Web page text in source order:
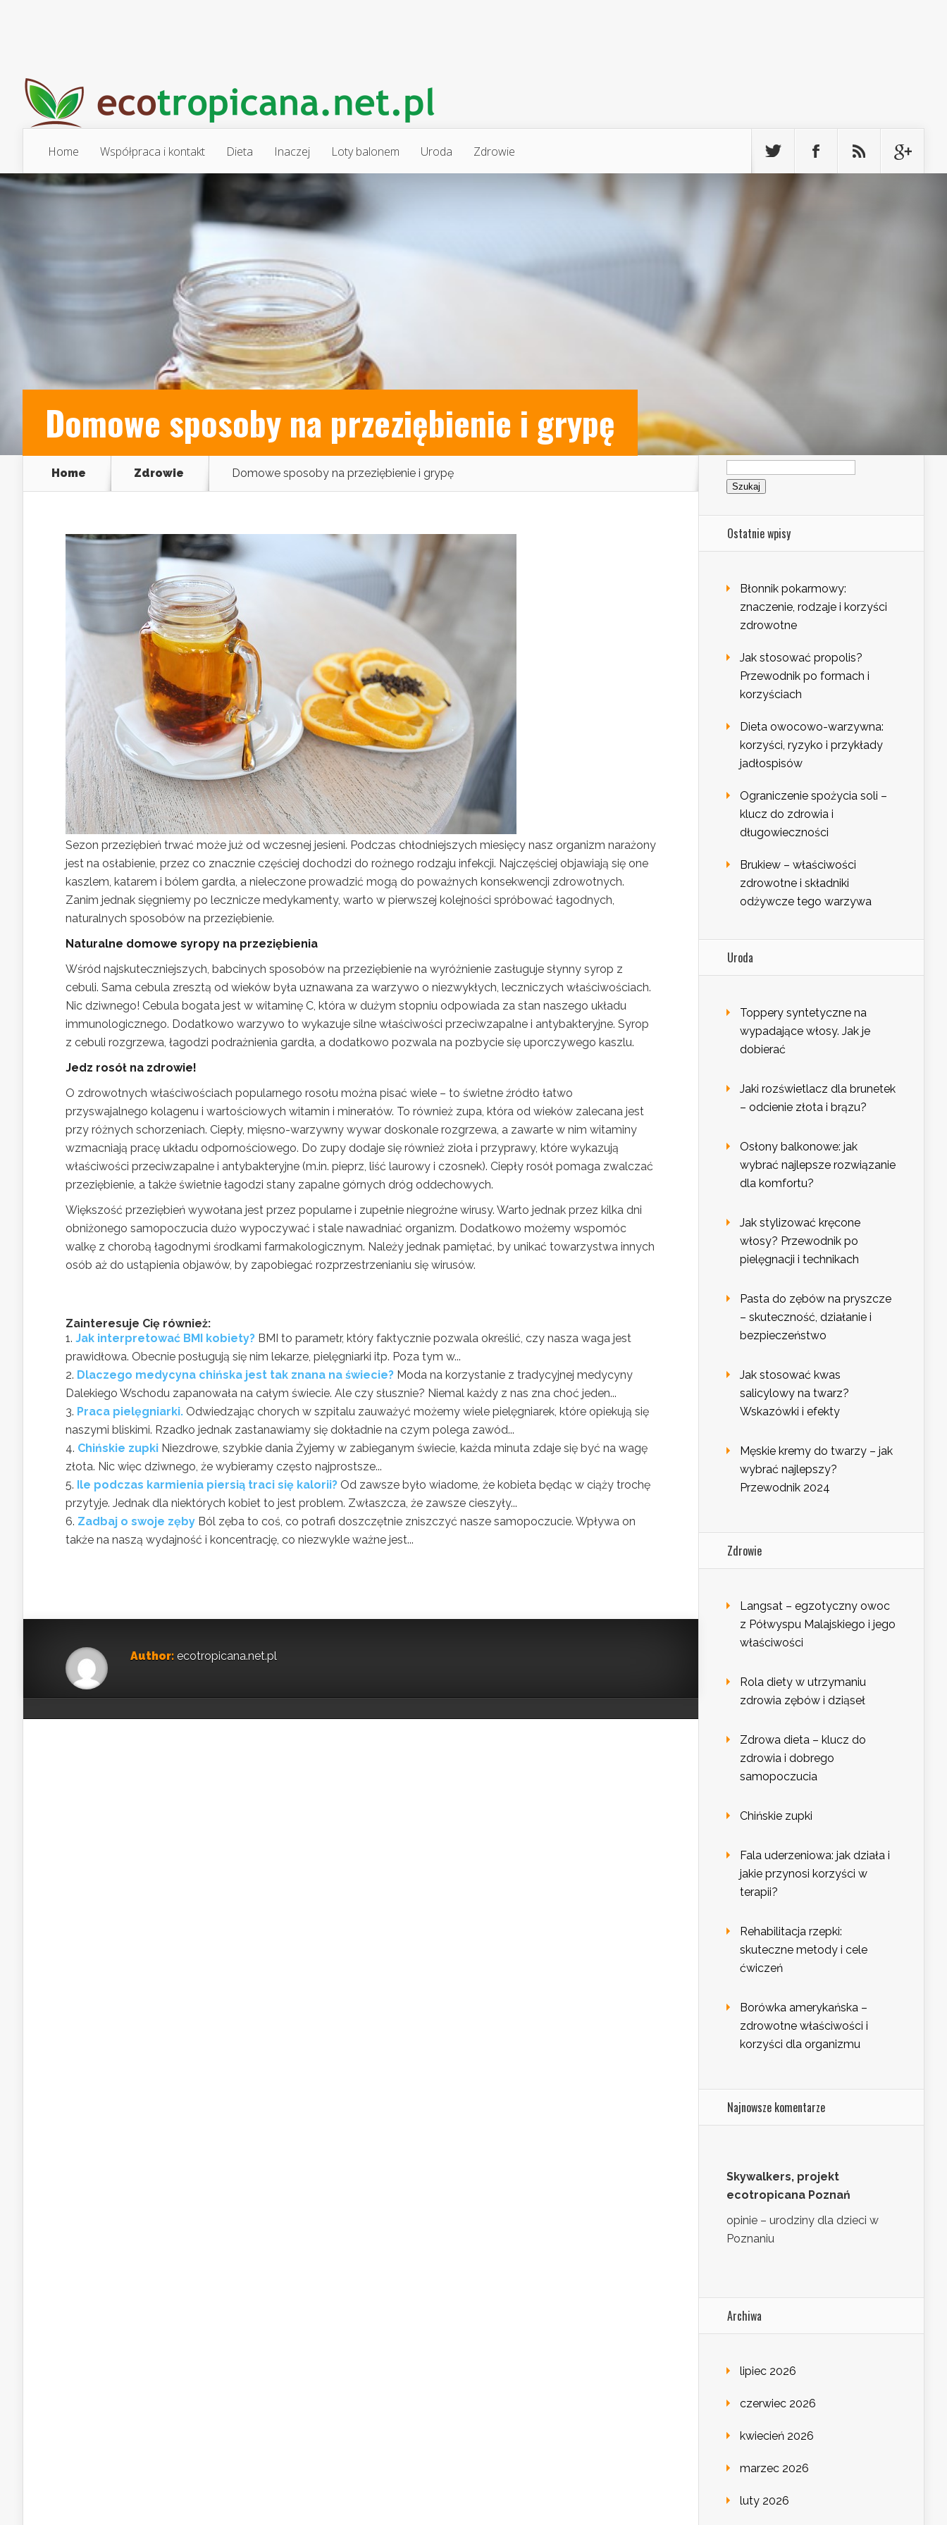
Home Współpraca i kontakt Dieta Inaczej Loty balonem Uroda Zdrowie
Domowe sposoby na przeziębienie i grypę
Home Zdrowie Domowe sposoby na przeziębienie i grypę
Sezon przeziębień trwać może już od wczesnej jesieni. Podczas chłodniejszych miesięcy nasz organizm narażony
jest na osłabienie, przez co znacznie częściej dochodzi do rożnego rodzaju infekcji. Najczęściej objawiają się one
kaszlem, katarem i bólem gardła, a nieleczone prowadzić mogą do poważnych konsekwencji zdrowotnych.
Zanim jednak sięgniemy po lecznicze medykamenty, warto w pierwszej kolejności spróbować łagodnych,
naturalnych sposobów na przeziębienie.
Naturalne domowe syropy na przeziębienia
Wśród najskuteczniejszych, babcinych sposobów na przeziębienie na wyróżnienie zasługuje słynny syrop z
cebuli. Sama cebula zresztą od wieków była uznawana za warzywo o niezwykłych, leczniczych właściwościach.
Nic dziwnego! Cebula bogata jest w witaminę C, która w dużym stopniu odpowiada za stan naszego układu
immunologicznego. Dodatkowo warzywo to wykazuje silne właściwości przeciwzapalne i antybakteryjne. Syrop
z cebuli rozgrzewa, łagodzi podrażnienia gardła, a dodatkowo pozwala na pozbycie się uporczywego kaszlu.
Jedz rosół na zdrowie!
O zdrowotnych właściwościach popularnego rosołu można pisać wiele – to świetne źródło łatwo
przyswajalnego kolagenu i wartościowych witamin i minerałów. To również zupa, która od wieków zalecana jest
przy różnych schorzeniach. Ciepły, mięsno-warzywny wywar doskonale rozgrzewa, a zawarte w nim witaminy
wzmacniają pracę układu odpornościowego. Do zupy dodaje się również zioła i przyprawy, które wykazują
właściwości przeciwzapalne i antybakteryjne (m.in. pieprz, liść laurowy i czosnek). Ciepły rosół pomaga zwalczać
przeziębienie, a także świetnie łagodzi stany zapalne górnych dróg oddechowych.
Większość przeziębień wywołana jest przez popularne i zupełnie niegroźne wirusy. Warto jednak przez kilka dni
obniżonego samopoczucia dużo wypoczywać i stale nawadniać organizm. Dodatkowo możemy wspomóc
walkę z chorobą łagodnymi środkami farmakologicznym. Należy jednak pamiętać, by unikać towarzystwa innych
osób aż do ustąpienia objawów, by zapobiegać rozprzestrzenianiu się wirusów.
Zainteresuje Cię również:
Jak interpretować BMI kobiety? BMI to parametr, który faktycznie pozwala określić, czy nasza waga jest
prawidłowa. Obecnie posługują się nim lekarze, pielęgniarki itp. Poza tym w...
Dlaczego medycyna chińska jest tak znana na świecie? Moda na korzystanie z tradycyjnej medycyny
Dalekiego Wschodu zapanowała na całym świecie. Ale czy słusznie? Niemal każdy z nas zna choć jeden...
Praca pielęgniarki. Odwiedzając chorych w szpitalu zauważyć możemy wiele pielęgniarek, które opiekują się
naszymi bliskimi. Rzadko jednak zastanawiamy się dokładnie na czym polega zawód...
Chińskie zupki Niezdrowe, szybkie dania Żyjemy w zabieganym świecie, każda minuta zdaje się być na wagę
złota. Nic więc dziwnego, że wybieramy często najprostsze...
Ile podczas karmienia piersią traci się kalorii? Od zawsze było wiadome, że kobieta będąc w ciąży trochę
przytyje. Jednak dla niektórych kobiet to jest problem. Zwłaszcza, że zawsze cieszyły...
Zadbaj o swoje zęby Ból zęba to coś, co potrafi doszczętnie zniszczyć nasze samopoczucie. Wpływa on
także na naszą wydajność i koncentrację, co niezwykle ważne jest...
Author: ecotropicana.net.pl
Szukaj:
Ostatnie wpisy
Błonnik pokarmowy:
znaczenie, rodzaje i korzyści
zdrowotne
Jak stosować propolis?
Przewodnik po formach i
korzyściach
Dieta owocowo-warzywna:
korzyści, ryzyko i przykłady
jadłospisów
Ograniczenie spożycia soli –
klucz do zdrowia i
długowieczności
Brukiew – właściwości
zdrowotne i składniki
odżywcze tego warzywa
Uroda
Toppery syntetyczne na
wypadające włosy. Jak je
dobierać
Jaki rozświetlacz dla brunetek
– odcienie złota i brązu?
Osłony balkonowe: jak
wybrać najlepsze rozwiązanie
dla komfortu?
Jak stylizować kręcone
włosy? Przewodnik po
pielęgnacji i technikach
Pasta do zębów na pryszcze
– skuteczność, działanie i
bezpieczeństwo
Jak stosować kwas
salicylowy na twarz?
Wskazówki i efekty
Męskie kremy do twarzy – jak
wybrać najlepszy?
Przewodnik 2024
Zdrowie
Langsat – egzotyczny owoc
z Półwyspu Malajskiego i jego
właściwości
Rola diety w utrzymaniu
zdrowia zębów i dziąseł
Zdrowa dieta – klucz do
zdrowia i dobrego
samopoczucia
Chińskie zupki
Fala uderzeniowa: jak działa i
jakie przynosi korzyści w
terapii?
Rehabilitacja rzepki:
skuteczne metody i cele
ćwiczeń
Borówka amerykańska –
zdrowotne właściwości i
korzyści dla organizmu
Najnowsze komentarze
Skywalkers, projekt
ecotropicana Poznań
opinie – urodziny dla dzieci w
Poznaniu
Archiwa
lipiec 2026
czerwiec 2026
kwiecień 2026
marzec 2026
luty 2026